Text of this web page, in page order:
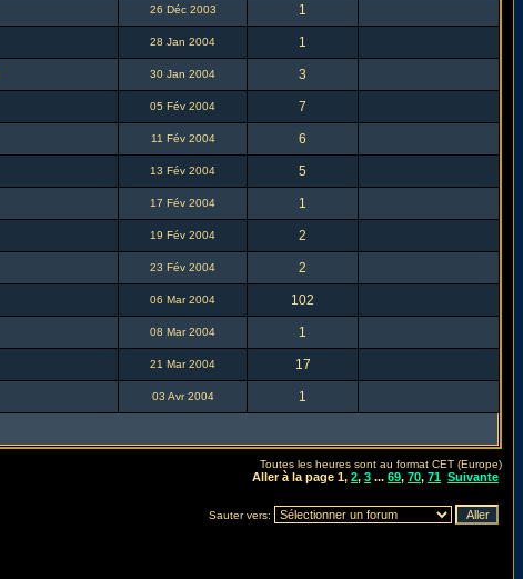
26 Déc 2003 1
28 Jan 2004 1
30 Jan 2004 3
05 Fév 2004 7
11 Fév 2004 6
13 Fév 2004 5
17 Fév 2004 1
19 Fév 2004 2
23 Fév 2004 2
06 Mar 2004 102
08 Mar 2004 1
21 Mar 2004 17
03 Avr 2004 1
Toutes les heures sont au format CET (Europe)
Aller à la page 1, 2, 3 ... 69, 70, 71 Suivante
Sauter vers: